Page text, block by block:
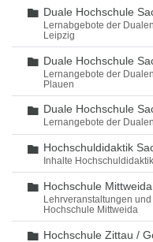
Ordner
Duale Hochschule
Lernabgebote der
Leipzig
Ordner
Duale Hochschule
Lernangebote der
Plauen
Ordner
Duale Hochschule
Lernangebote der
Ordner
Hochschuldidaktik
Inhalte
Ordner
Hochschule Mittweida
Lehrveranstaltungen
Hochschule Mittweida
Ordner
Hochschule Zittau /